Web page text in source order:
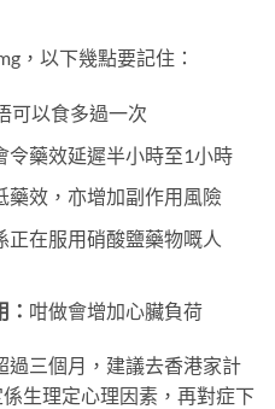
，以下幾點要記住：
可以食多過一次
令藥效延遲半小時至1小時
藥效，亦增加副作用風險
正在服用硝酸鹽藥物嘅人
咁做會增加心臟負荷
過三個月，建議去香港家計
生理定心理因素，再對症下